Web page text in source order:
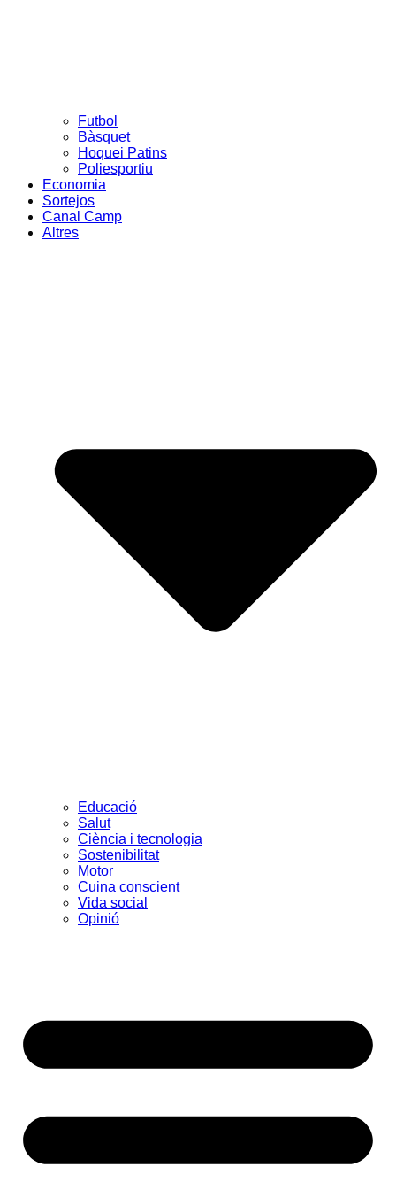
Futbol
Bàsquet
Hoquei Patins
Poliesportiu
Economia
Sortejos
Canal Camp
Altres
Educació
Salut
Ciència i tecnologia
Sostenibilitat
Motor
Cuina conscient
Vida social
Opinió